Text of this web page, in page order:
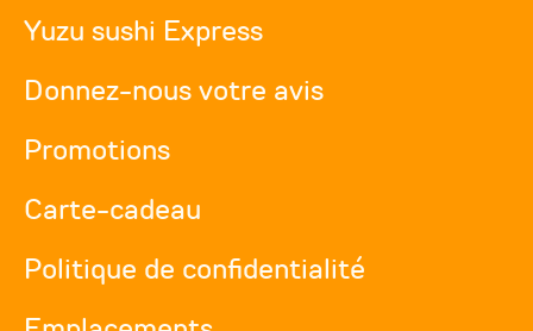
Yuzu sushi Express
Donnez-nous votre avis
Promotions
Carte-cadeau
Politique de confidentialité